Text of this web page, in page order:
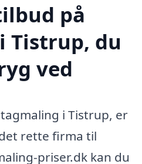
på
Tistrup, du
ved
i Tistrup, er
rette firma til
priser.dk kan du